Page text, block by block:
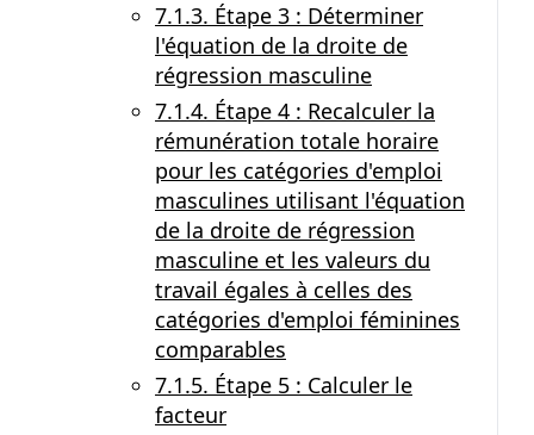
7.1.3. Étape 3 : Déterminer
l'équation de la droite de
régression masculine
7.1.4. Étape 4 : Recalculer la
rémunération totale horaire
pour les catégories d'emploi
masculines utilisant l'équation
de la droite de régression
masculine et les valeurs du
travail égales à celles des
catégories d'emploi féminines
comparables
7.1.5. Étape 5 : Calculer le
facteur